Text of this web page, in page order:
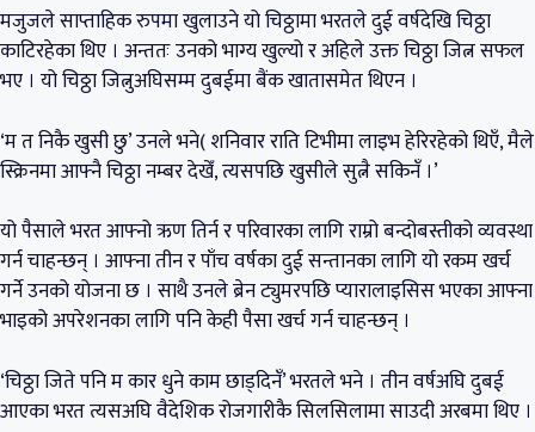
मजुजले साप्ताहिक रुपमा खुलाउने यो चिठ्ठामा भरतले दुई वर्षदेखि चिठ्ठा
काटिरहेका थिए । अन्ततः उनको भाग्य खुल्यो र अहिले उक्त चिठ्ठा जित्न सफल
भए । यो चिठ्ठा जित्नुअघिसम्म दुबईमा बैंक खातासमेत थिएन ।
‘म त निकै खुसी छु’ उनले भने( शनिवार राति टिभीमा लाइभ हेरिरहेको थिएँ, मैले
स्क्रिनमा आफ्नै चिठ्ठा नम्बर देखेँ, त्यसपछि खुसीले सुत्नै सकिनँ ।’
यो पैसाले भरत आफ्नो ऋण तिर्न र परिवारका लागि राम्रो बन्दोबस्तीको व्यवस्था
गर्न चाहन्छन् । आफ्ना तीन र पाँच वर्षका दुई सन्तानका लागि यो रकम खर्च
गर्ने उनको योजना छ । साथै उनले ब्रेन ट्युमरपछि प्यारालाइसिस भएका आफ्ना
भाइको अपरेशनका लागि पनि केही पैसा खर्च गर्न चाहन्छन् ।
‘चिठ्ठा जिते पनि म कार धुने काम छाड्दिनँ’ भरतले भने । तीन वर्षअघि दुबई
आएका भरत त्यसअघि वैदेशिक रोजगारीकै सिलसिलामा साउदी अरबमा थिए ।